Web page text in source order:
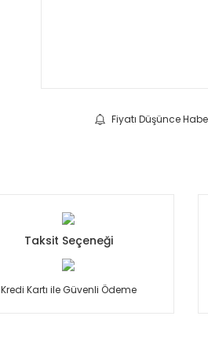
Fiyatı Düşünce
Taksit Seçeneği
Kredi Kartı ile Güvenli Ödeme